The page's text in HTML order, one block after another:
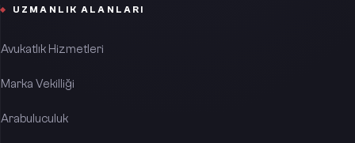
UZMANLIK ALANLARI
Avukatlık Hizmetleri
Marka Vekilliği
Arabuluculuk